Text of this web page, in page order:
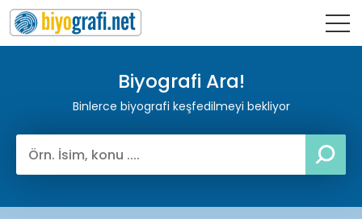
Biyografi Ara!
Binlerce biyografi keşfedilmeyi bekliyor